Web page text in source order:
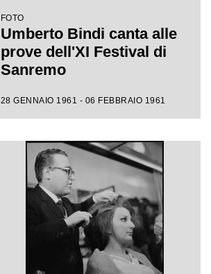
FOTO
Umberto Bindi canta alle
prove dell'XI Festival di
Sanremo
28 GENNAIO 1961 - 06 FEBBRAIO 1961